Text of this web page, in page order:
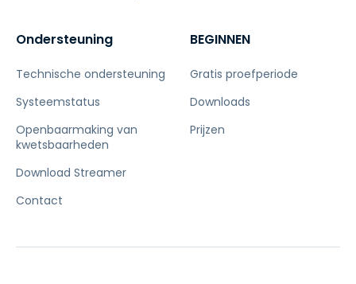
Ondersteuning
Technische ondersteuning
Systeemstatus
Openbaarmaking van
kwetsbaarheden
Download Streamer
Contact
BEGINNEN
Gratis proefperiode
Downloads
Prijzen